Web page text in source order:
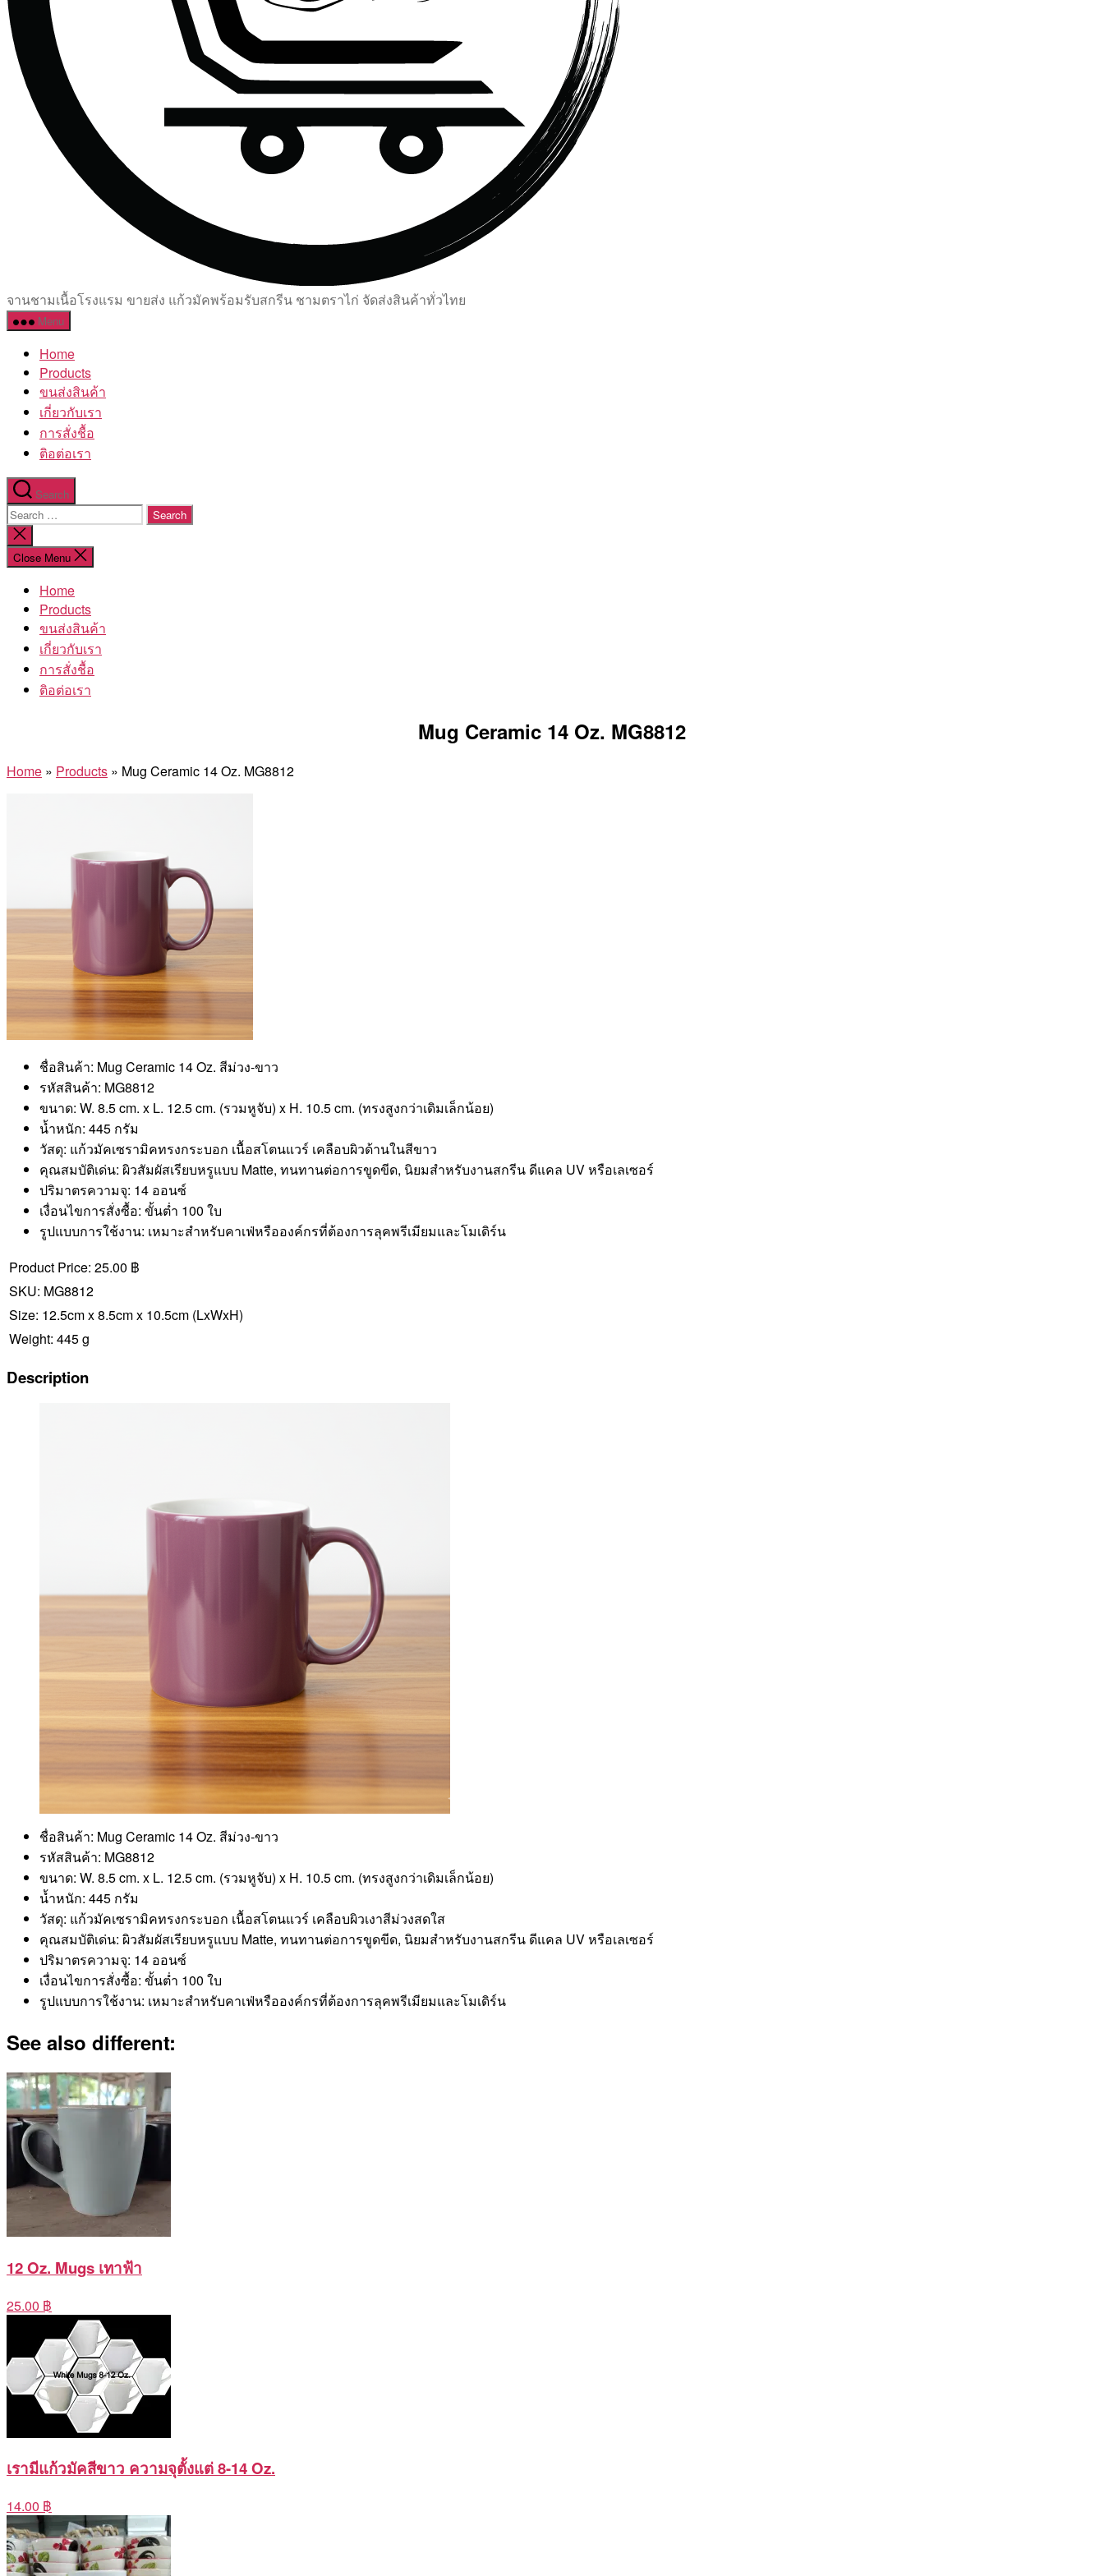
จานชามเนื้อโรงแรม ขายส่ง แก้วมัคพร้อมรับสกรีน ชามตราไก่ จัดส่งสินค้าทั่วไทย
Menu
Home
Products
ขนส่งสินค้า
เกี่ยวกับเรา
การสั่งชื้อ
ติอต่อเรา
Search
Search
for:
Close
search
Close Menu
Home
Products
ขนส่งสินค้า
เกี่ยวกับเรา
การสั่งชื้อ
ติอต่อเรา
Mug Ceramic 14 Oz. MG8812
Home » Products » Mug Ceramic 14 Oz. MG8812
ชื่อสินค้า: Mug Ceramic 14 Oz. สีม่วง-ขาว
รหัสสินค้า: MG8812
ขนาด: W. 8.5 cm. x L. 12.5 cm. (รวมหูจับ) x H. 10.5 cm. (ทรงสูงกว่าเดิมเล็กน้อย)
น้ำหนัก: 445 กรัม
วัสดุ: แก้วมัคเซรามิคทรงกระบอก เนื้อสโตนแวร์ เคลือบผิวด้านในสีขาว
คุณสมบัติเด่น: ผิวสัมผัสเรียบหรูแบบ Matte, ทนทานต่อการขูดขีด, นิยมสำหรับงานสกรีน ดีแคล UV หรือเลเซอร์
ปริมาตรความจุ: 14 ออนซ์
เงื่อนไขการสั่งซื้อ: ขั้นต่ำ 100 ใบ
รูปแบบการใช้งาน: เหมาะสำหรับคาเฟ่หรือองค์กรที่ต้องการลุคพรีเมียมและโมเดิร์น
Product Price: 25.00 ฿
SKU: MG8812
Size: 12.5cm x 8.5cm x 10.5cm (LxWxH)
Weight: 445 g
Description
ชื่อสินค้า: Mug Ceramic 14 Oz. สีม่วง-ขาว
รหัสสินค้า: MG8812
ขนาด: W. 8.5 cm. x L. 12.5 cm. (รวมหูจับ) x H. 10.5 cm. (ทรงสูงกว่าเดิมเล็กน้อย)
น้ำหนัก: 445 กรัม
วัสดุ: แก้วมัคเซรามิคทรงกระบอก เนื้อสโตนแวร์ เคลือบผิวเงาสีม่วงสดใส
คุณสมบัติเด่น: ผิวสัมผัสเรียบหรูแบบ Matte, ทนทานต่อการขูดขีด, นิยมสำหรับงานสกรีน ดีแคล UV หรือเลเซอร์
ปริมาตรความจุ: 14 ออนซ์
เงื่อนไขการสั่งซื้อ: ขั้นต่ำ 100 ใบ
รูปแบบการใช้งาน: เหมาะสำหรับคาเฟ่หรือองค์กรที่ต้องการลุคพรีเมียมและโมเดิร์น
See also different:
12 Oz. Mugs เทาฟ้า
25.00 ฿
เรามีแก้วมัคสีขาว ความจุตั้งแต่ 8-14 Oz.
14.00 ฿